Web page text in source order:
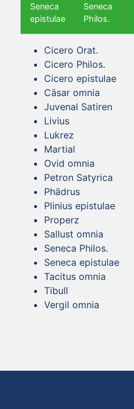
Seneca
epistulae
Seneca
Philos.
Cicero Orat.
Cicero Philos.
Cicero epistulae
Cäsar omnia
Juvenal Satiren
Livius
Lukrez
Martial
Ovid omnia
Petron Satyrica
Phädrus
Plinius epistulae
Properz
Sallust omnia
Seneca Philos.
Seneca epistulae
Tacitus omnia
Tibull
Vergil omnia